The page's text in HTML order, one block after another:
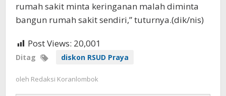
rumah sakit minta keringanan malah diminta
bangun rumah sakit sendiri,” tuturnya.(dik/nis)
Post Views: 20,001
Ditag diskon RSUD Praya
oleh Redaksi Koranlombok